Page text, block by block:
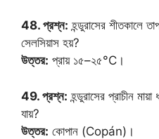
48. প্রশ্ন: হন্ডুরাসের শীতকালে
সেলসিয়াস হয়?
উত্তর: প্রায় ১৫–২৫°C।
49. প্রশ্ন: হন্ডুরাসের প্রাচীন
যায়?
উত্তর: কোপান (Copán)।